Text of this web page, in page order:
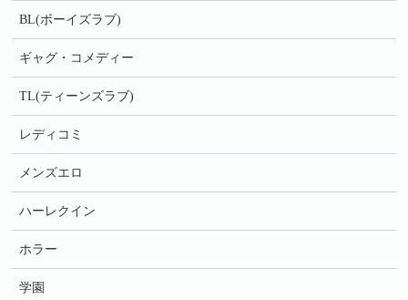
BL(ボーイズラブ)
ギャグ・コメディー
TL(ティーンズラブ)
レディコミ
メンズエロ
ハーレクイン
ホラー
学園